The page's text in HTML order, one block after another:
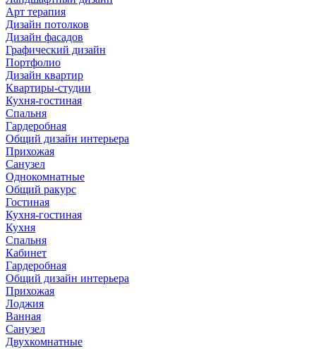
Арт терапия
Дизайн потолков
Дизайн фасадов
Графический дизайн
Портфолио
Дизайн квартир
Квартиры-студии
Кухня-гостиная
Спальня
Гардеробная
Общий дизайн интерьера
Прихожая
Санузел
Однокомнатные
Общий ракурс
Гостиная
Кухня-гостиная
Кухня
Спальня
Кабинет
Гардеробная
Общий дизайн интерьера
Прихожая
Лоджия
Ванная
Санузел
Двухкомнатные